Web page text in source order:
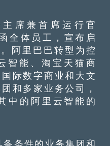
席兼首席运行官
全体员工，宣布启
阿里巴巴转型为控
智能、淘宝天猫商
际数字商业和大文
和多家业务公司，
中的阿里云智能的